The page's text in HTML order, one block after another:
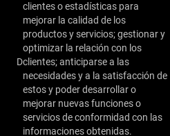
D
clientes o estadísticas para
mejorar la calidad de los
productos y servicios; gestionar y
optimizar la relación con los
clientes; anticiparse a las
necesidades y a la satisfacción de
estos y poder desarrollar o
mejorar nuevas funciones o
servicios de conformidad con las
informaciones obtenidas.